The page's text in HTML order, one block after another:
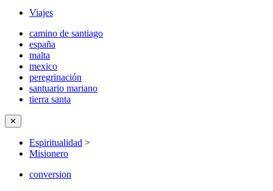
Viajes
camino de santiago
españa
malta
mexico
peregrinación
santuario mariano
tierra santa
✕
Espiritualidad >
Misionero
conversion